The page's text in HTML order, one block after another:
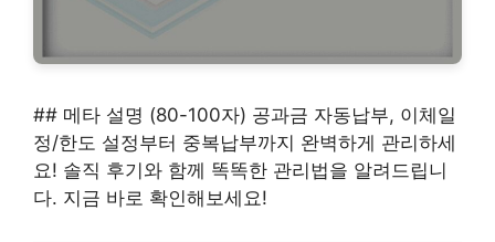
## 메타 설명 (80-100자) 공과금 자동납부, 이체일
정/한도 설정부터 중복납부까지 완벽하게 관리하세
요! 솔직 후기와 함께 똑똑한 관리법을 알려드립니
다. 지금 바로 확인해보세요!